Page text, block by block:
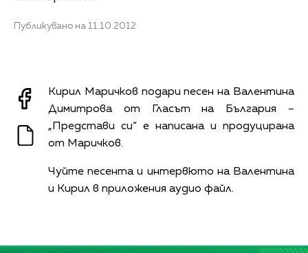
Публикувано на 11.10.2012
Кирил Маричков подари песен на Валентина
Димитрова от Гласът на България –
„Представи си“ е написана и продуцирана
от Маричков.
Чуйте песента и интервюто на Валентина
и Кирил в приложения аудио файл.